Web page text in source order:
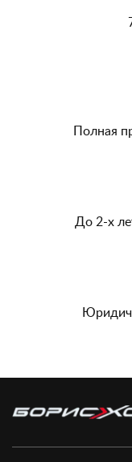
Полная
До 2-х